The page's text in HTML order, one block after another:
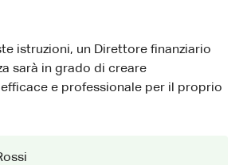
istruzioni, un Direttore finanziario
sarà in grado di creare
e professionale per il proprio